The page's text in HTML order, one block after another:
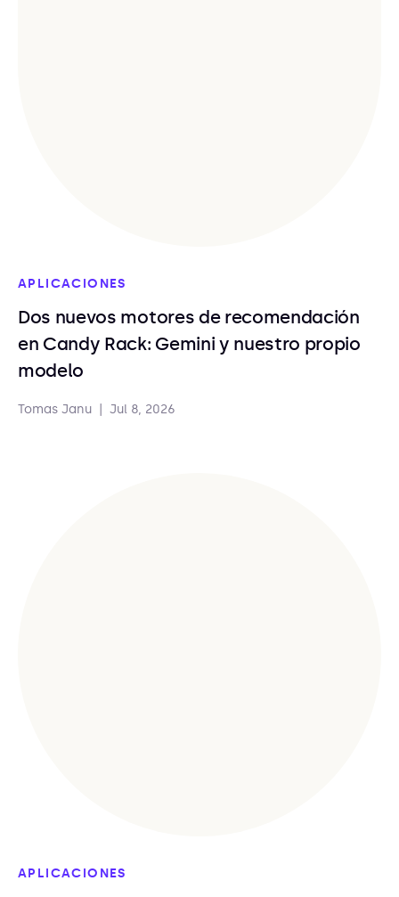
APLICACIONES
Dos nuevos motores de recomendación
en Candy Rack: Gemini y nuestro propio
modelo
Tomas Janu Jul 8, 2026
APLICACIONES